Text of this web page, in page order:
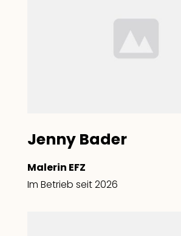
Jenny Bader
Malerin EFZ
Im Betrieb seit 2026